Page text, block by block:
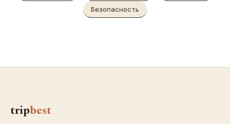
Безопасность
tripbest